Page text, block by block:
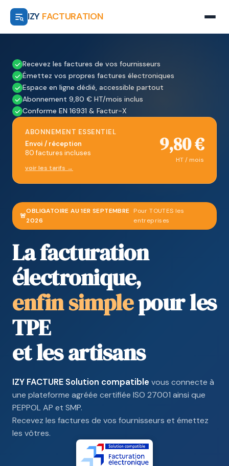
IZY FACTURATION
🚨
OBLIGATOIRE AU 1ER SEPTEMBRE
2026
Pour TOUTES les
entreprises
La facturation
électronique,
enfin simplepour les
TPE
et les artisans
IZY FACTURE Solution compatible vous connecte à
une plateforme agréée certifiée ISO 27001 ainsi que
PEPPOL AP et SMP.
Recevez les factures de vos fournisseurs et émettez
les vôtres.
Recevez les factures de vos fournisseurs
Émettez vos propres factures électroniques
Espace en ligne dédié, accessible partout
Abonnement 9,80 € HT/mois inclus
Conforme EN 16931 & Factur-X
ABONNEMENT ESSENTIEL
Envoi / réception
80 factures incluses
voir les tarifs →
9,80 €
HT / mois